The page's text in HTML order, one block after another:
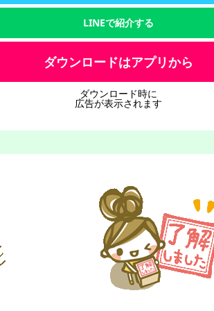
LINEで紹介する
ダウンロードはアプリから
ダウンロード時に
広告が表示されます